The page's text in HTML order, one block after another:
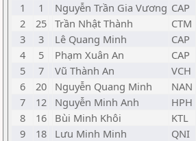
1
1 Nguyễn Trần Gia Vương CAP
2
25 Trần Nhật Thành CTM
3
3 Lê Quang Minh CAP
4
5 Phạm Xuân An CAP
5
7 Vũ Thành An VCH
6
20 Nguyễn Quang Minh NAN
7
12 Nguyễn Minh Anh HPH
8
16 Bùi Minh Khôi KTL
9
18 Lưu Minh Minh QNI